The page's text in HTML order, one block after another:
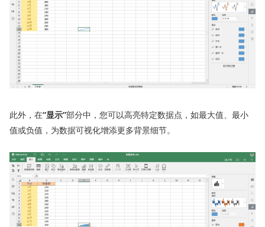
此外，在“显示”部分中，您可以高亮特定数据点，如最大值、最小
值或负值，为数据可视化增添更多背景细节。